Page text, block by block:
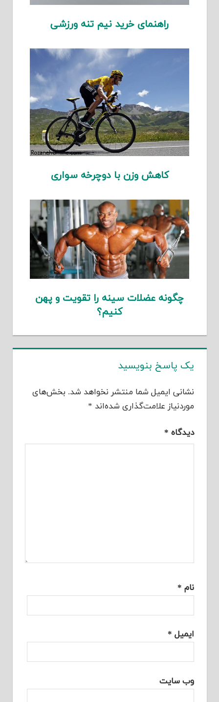
راهنمای خرید نیم تنه ورزشی
کاهش وزن با دوچرخه سواری
چگونه عضلات سینه را تقویت و پهن
کنیم؟
یک پاسخ بنویسید
نشانی ایمیل شما منتشر نخواهد شد. بخش‌های
موردنیاز علامت‌گذاری شده‌اند *
دیدگاه *
نام *
ایمیل *
وب‌ سایت